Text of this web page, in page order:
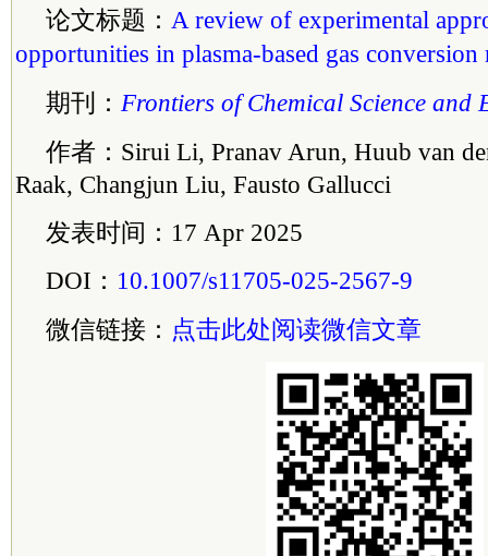
论文标题： A review of experimental
opportunities in plasma-based gas conversion
期刊： Frontiers of Chemical Science and
作者：Sirui Li, Pranav Arun, Huub van
Raak, Changjun Liu, Fausto Gallucci
发表时间：17 Apr 2025
DOI： 10.1007/s11705-025-2567-9
微信链接： 点击此处阅读微信文章